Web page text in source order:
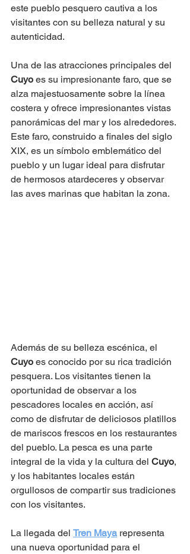
este pueblo pesquero cautiva a los
visitantes con su belleza natural y su
autenticidad.
Una de las atracciones principales del
Cuyo es su impresionante faro, que se
alza majestuosamente sobre la línea
costera y ofrece impresionantes vistas
panorámicas del mar y los alrededores.
Este faro, construido a finales del siglo
XIX, es un símbolo emblemático del
pueblo y un lugar ideal para disfrutar
de hermosos atardeceres y observar
las aves marinas que habitan la zona.
Además de su belleza escénica, el
Cuyo es conocido por su rica tradición
pesquera. Los visitantes tienen la
oportunidad de observar a los
pescadores locales en acción, así
como de disfrutar de deliciosos platillos
de mariscos frescos en los restaurantes
del pueblo. La pesca es una parte
integral de la vida y la cultura del Cuyo,
y los habitantes locales están
orgullosos de compartir sus tradiciones
con los visitantes.
La llegada del Tren Maya representa
una nueva oportunidad para el